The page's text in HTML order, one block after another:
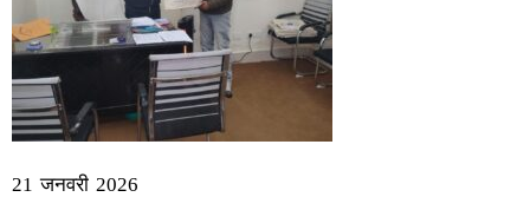
21 जनवरी 2026